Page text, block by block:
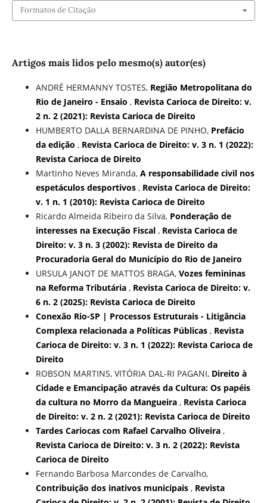
Formatos de Citação
Artigos mais lidos pelo mesmo(s) autor(es)
ANDRÉ HERMANNY TOSTES, Região Metropolitana do
Rio de Janeiro - Ensaio , Revista Carioca de Direito: v.
2 n. 2 (2021): Revista Carioca de Direito
HUMBERTO DALLA BERNARDINA DE PINHO, Prefácio
da edição , Revista Carioca de Direito: v. 3 n. 1 (2022):
Revista Carioca de Direito
Martinho Neves Miranda, A responsabilidade civil nos
espetáculos desportivos , Revista Carioca de Direito:
v. 1 n. 1 (2010): Revista Carioca de Direito
Ricardo Almeida Ribeiro da Silva, Ponderação de
interesses na Execução Fiscal , Revista Carioca de
Direito: v. 3 n. 3 (2002): Revista de Direito da
Procuradoria Geral do Município do Rio de Janeiro
URSULA JANOT DE MATTOS BRAGA, Vozes femininas
na Reforma Tributária , Revista Carioca de Direito: v.
6 n. 2 (2025): Revista Carioca de Direito
Conexão Rio-SP | Processos Estruturais - Litigância
Complexa relacionada a Políticas Públicas , Revista
Carioca de Direito: v. 3 n. 1 (2022): Revista Carioca de
Direito
ROBSON MARTINS, VITÓRIA DAL-RI PAGANI, Direito à
Cidade e Emancipação através da Cultura: Os papéis
da cultura no Morro da Mangueira , Revista Carioca
de Direito: v. 2 n. 2 (2021): Revista Carioca de Direito
Tardes Cariocas com Rafael Carvalho Oliveira ,
Revista Carioca de Direito: v. 3 n. 2 (2022): Revista
Carioca de Direito
Fernando Barbosa Marcondes de Carvalho,
Contribuição dos inativos municipais , Revista